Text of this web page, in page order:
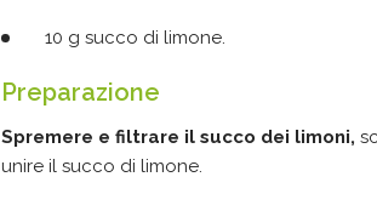
10 g succo di limone.
Preparazione
Spremere e filtrare il succo dei limoni,
unire il succo di limone.